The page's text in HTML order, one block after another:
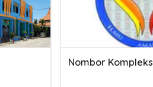
Nombor Kompleks